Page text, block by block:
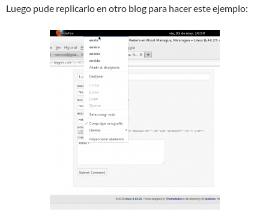
Luego pude replicarlo en otro blog para hacer este ejemplo: